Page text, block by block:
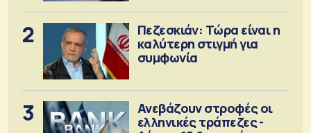
2
Πεζεσκιάν: Τώρα είναι η
καλύτερη στιγμή για
συμφωνία
3
Ανεβάζουν στροφές οι
ελληνικές τράπεζες -